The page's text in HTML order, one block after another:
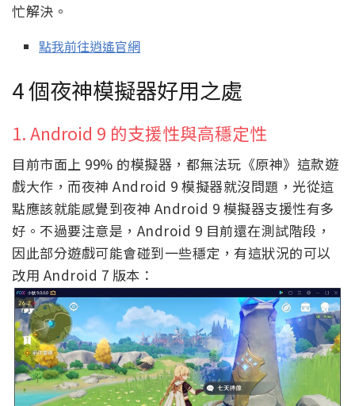
忙解決。
點我前往逍遙官網
4 個夜神模擬器好用之處
1. Android 9 的支援性與高穩定性
目前市面上 99% 的模擬器，都無法玩《原神》這款遊
戲大作，而夜神 Android 9 模擬器就沒問題，光從這
點應該就能感覺到夜神 Android 9 模擬器支援性有多
好。不過要注意是，Android 9 目前還在測試階段，
因此部分遊戲可能會碰到一些穩定，有這狀況的可以
改用 Android 7 版本：